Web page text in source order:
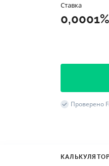
Ставка
Проверено